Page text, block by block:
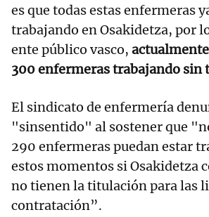
es que todas estas enfermeras
trabajando en Osakidetza, por
ente público vasco,
300 enfermeras trabajando sin
El sindicato de enfermería
"sinsentido" al sostener que
290 enfermeras puedan estar
estos momentos si Osakidetza
no tienen la titulación para las
contratación”.